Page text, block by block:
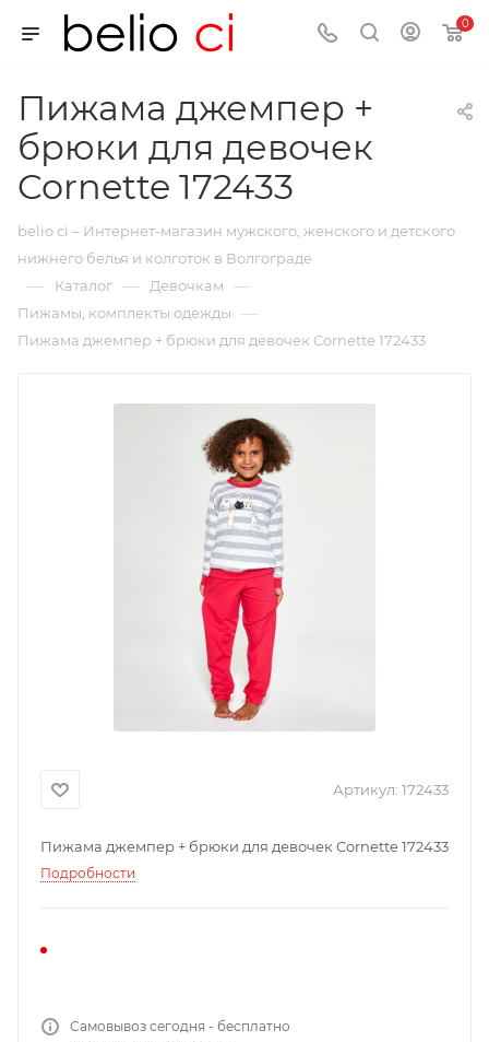
0
Пижама джемпер +
брюки для девочек
Cornette 172433
belio ci – Интернет-магазин мужского, женского и детского
нижнего белья и колготок в Волгограде
— Каталог — Девочкам —
Пижамы, комплекты одежды —
Пижама джемпер + брюки для девочек Cornette 172433
Артикул: 172433
Пижама джемпер + брюки для девочек Cornette 172433
Подробности
Самовывоз сегодня - бесплатно